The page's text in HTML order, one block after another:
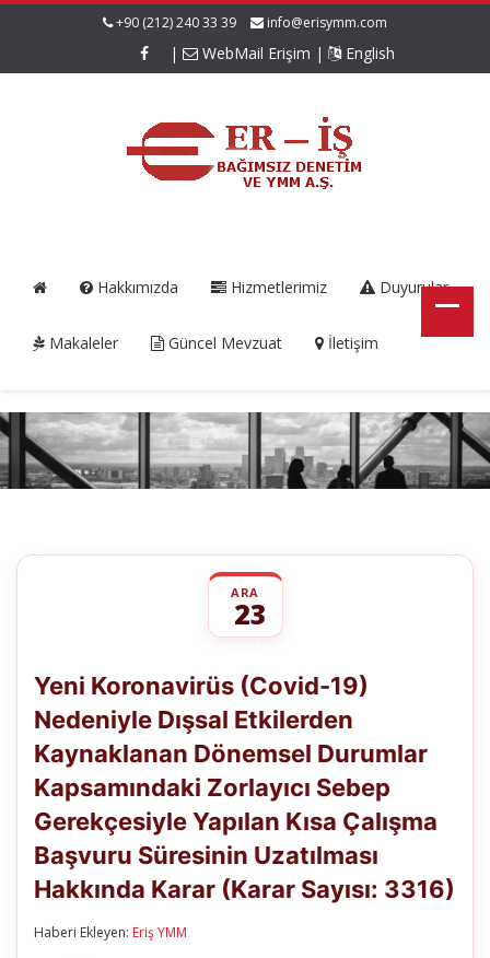
+90 (212) 240 33 39 info@erisymm.com
| WebMail Erişim | English
Hakkımızda Hizmetlerimiz Duyurular
Makaleler Güncel Mevzuat İletişim
ARA
23
(Covid-
19)
Nedeniyle
Etkilerden
Kaynaklanan
Dönemsel
Durumlar
Kapsamındaki
Zorlayıcı
Sebep
Gerekçesiyle
Yapılan
Yeni Koronavirüs (Covid-19)
Nedeniyle Dışsal Etkilerden
Kaynaklanan Dönemsel Durumlar
Kapsamındaki Zorlayıcı Sebep
Gerekçesiyle Yapılan Kısa Çalışma
Başvuru Süresinin Uzatılması
Hakkında Karar (Karar Sayısı: 3316)
Haberi Ekleyen: Eriş YMM